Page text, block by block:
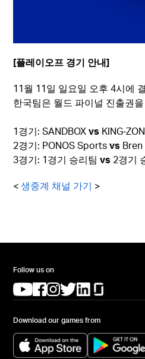
[플레이오프 경기 안내]
11월 11일 일요일 오후 4시에
한국팀은 월드 파이널 진출권
1경기: SANDBOXvs KING-
2경기: PONOS Sportsvs
3경기: 1경기 승리팀vs 2경기
<생중계 채널 가기 >
Follow us on
(opens in a new tab)
(opens in a new tab)
(opens in a new tab)
(opens in a new tab)
(opens in a
Download our games from
(opens in a